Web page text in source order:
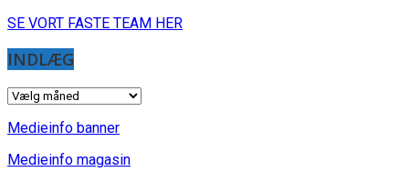
SE VORT FASTE TEAM HER
INDLÆG
INDLÆG
Medieinfo banner
Medieinfo magasin